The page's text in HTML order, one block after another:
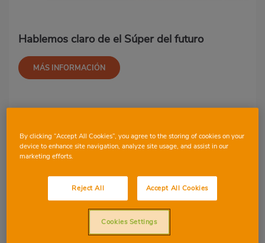
Hablemos claro de el Súper del futuro
MÁS INFORMACIÓN
By clicking “Accept All Cookies”, you agree to the storing of cookies on your
device to enhance site navigation, analyze site usage, and assist in our
marketing efforts.
Reject All Accept All Cookies
Cookies Settings